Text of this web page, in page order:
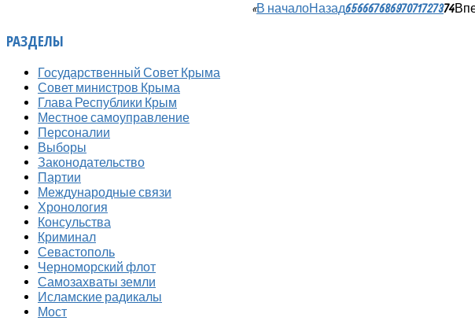
«В началоНазад65666768697071727374
РАЗДЕЛЫ
Государственный Совет Крыма
Совет министров Крыма
Глава Республики Крым
Местное самоуправление
Персоналии
Выборы
Законодательство
Партии
Международные связи
Хронология
Консульства
Криминал
Севастополь
Черноморский флот
Самозахваты земли
Исламские радикалы
Мост